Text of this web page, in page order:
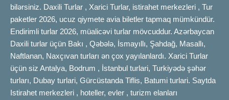
bilərsiniz. Daxili Turlar , Xarici Turlar, istirahet merkezleri , Tur
paketler 2026, ucuz qiymete avia biletler tapmaq mümkündür.
Endirimli turlar 2026, müalicəvi turlar mövcuddur. Azərbaycan
Daxili turlar üçün Bakı , Qəbələ, İsmayıllı, Şahdağ, Masallı,
Naftlanan, Naxçıvan turları ən çox yayılanlardı. Xarici Turlar
üçün siz Antalya, Bodrum , İstanbul turlari, Turkiyədə şəhər
turları, Dubay turlari, Gürcüstanda Tiflis, Batumi turlari. Saytda
Istirahet merkezleri , hoteller, evler , turizm elanları